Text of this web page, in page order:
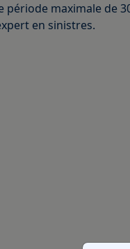
période maximale de
en sinistres.